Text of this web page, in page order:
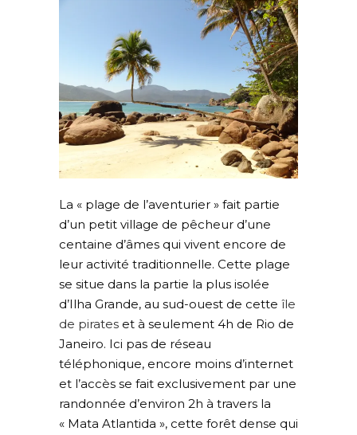
La « plage de l’aventurier » fait partie
d’un petit village de pêcheur d’une
centaine d’âmes qui vivent encore de
leur activité traditionnelle. Cette plage
se situe dans la partie la plus isolée
d’Ilha Grande, au sud-ouest de cette île
de pirates et à seulement 4h de Rio de
Janeiro. Ici pas de réseau
téléphonique, encore moins d’internet
et l’accès se fait exclusivement par une
randonnée d’environ 2h à travers la
« Mata Atlantida », cette forêt dense qui